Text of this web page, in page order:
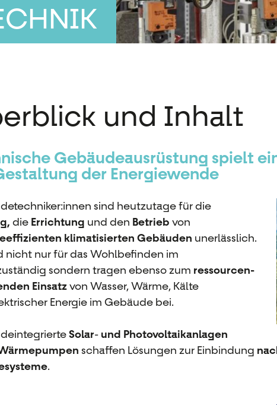
und Inhalt
Gebäudeausrüstung spielt
der Energiewende
sind heutzutage für die
die Errichtung und den Betrieb von
klimatisierten Gebäuden unerlässlich.
nicht nur für das Wohlbefinden im
sondern tragen ebenso zum ressourcen-
Einsatzvon Wasser, Wärme, Kälte
Energie im Gebäude bei.
Solar- und Photovoltaikanlagen
schaffen Lösungen zur Einbindung
.